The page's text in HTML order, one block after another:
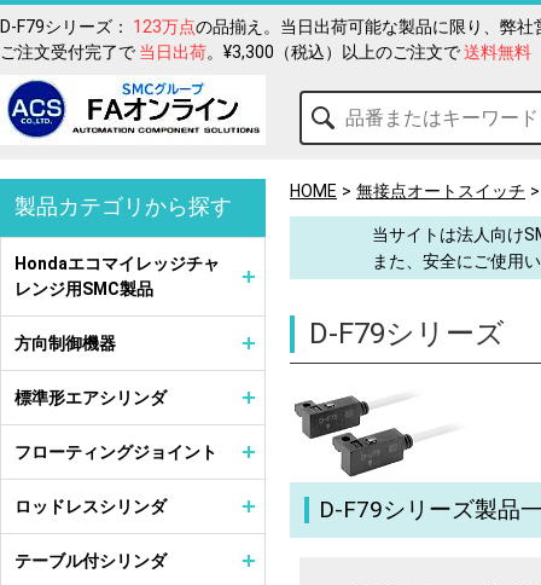
D-F79シリーズ： 123万点の品揃え。当日出荷可能な製品に限り、弊
ご注文受付完了で 当日出荷。¥3,300（税込）以上のご注文で送料無料
HOME 無接点オートスイッチ
当サイトは法人向け
また、安全にご使用
D-F79シリーズ
D-F79シリーズ製品
製品カテゴリから探す
Hondaエコマイレッジチャ
レンジ用SMC製品
方向制御機器
標準形エアシリンダ
フローティングジョイント
ロッドレスシリンダ
テーブル付シリンダ